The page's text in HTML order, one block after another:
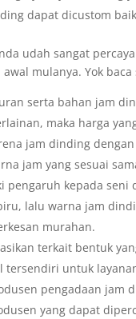
dapat dicustom
udah sangat
mulanya. Yok
serta bahan jam
maka harga
jam dinding
jam yang sesuai
pengaruh kepada seni
lalu warna jam
murahan.
terkait bentuk
tersendiri untuk
pengadaan jam
yang dapat